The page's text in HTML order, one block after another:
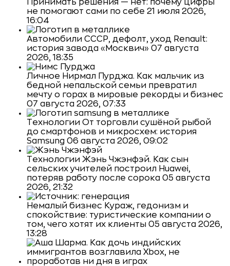
Принимать решения — нет: почему цифры
не помогают сами по себе 21 июля 2026,
16:04
Автомобили СССР, дефолт, уход Renault:
история завода «Москвич» 07 августа
2026, 18:35
Личное Нирмал Пурджа. Как мальчик из
бедной непальской семьи превратил
мечту о горах в мировые рекорды и бизнес
07 августа 2026, 07:33
Технологии От торговли сушёной рыбой
до смартфонов и микросхем: история
Samsung 06 августа 2026, 09:02
Технологии Жэнь Чжэнфэй. Как сын
сельских учителей построил Huawei,
потеряв работу после сорока 05 августа
2026, 21:32
Немалый бизнес Кураж, гедонизм и
спокойствие: туристические компании о
том, чего хотят их клиенты 05 августа 2026,
13:28